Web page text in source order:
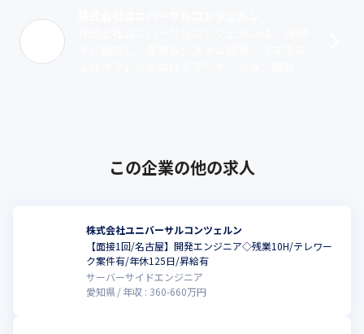
この企業の他の求人
株式会社ユニバーサルコンツェルン
【面接1回/名古屋】開発エンジニア◇残業10H/テレワー
ク案件有/年休125日/昇給有
サーバーサイドエンジニア
愛知県
年収 : 360-660万円